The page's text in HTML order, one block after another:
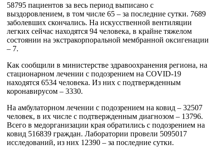
58795 пациентов за весь период выписано с
выздоровлением, в том числе 65 – за последние сутки. 7689
заболевших скончались. На искусственной вентиляции
легких сейчас находятся 94 человека, в крайне тяжелом
состоянии на экстракорпоральной мембранной оксигенации
– 7.
Как сообщили в министерстве здравоохранения региона, на
стационарном лечении с подозрением на COVID-19
находятся 6534 человека. Из них с подтвержденным
коронавирусом – 3330.
На амбулаторном лечении с подозрением на ковид – 32507
человек, в их числе с подтвержденным диагнозом – 13796.
Всего в медорганизации края обратились с подозрением на
ковид 516839 граждан. Лаборатории провели 5095017
исследований, из них 12390 – за последние сутки.